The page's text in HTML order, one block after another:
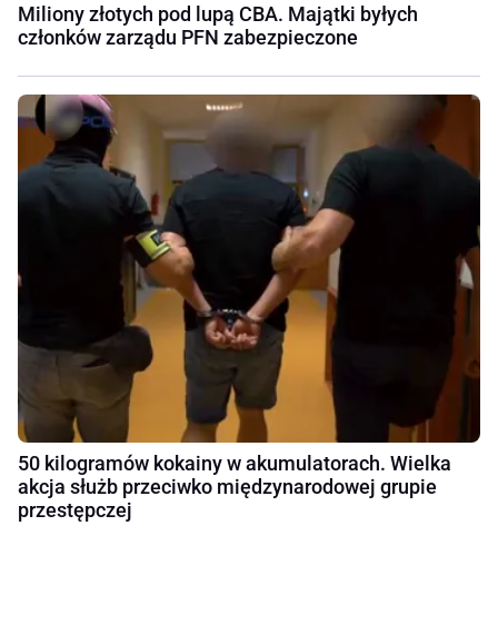
Miliony złotych pod lupą CBA. Majątki byłych
członków zarządu PFN zabezpieczone
50 kilogramów kokainy w akumulatorach. Wielka
akcja służb przeciwko międzynarodowej grupie
przestępczej